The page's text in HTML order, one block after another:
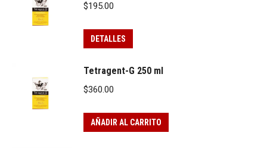
$195.00
DETALLES
Tetragent-G 250 ml
$360.00
AÑADIR AL CARRITO